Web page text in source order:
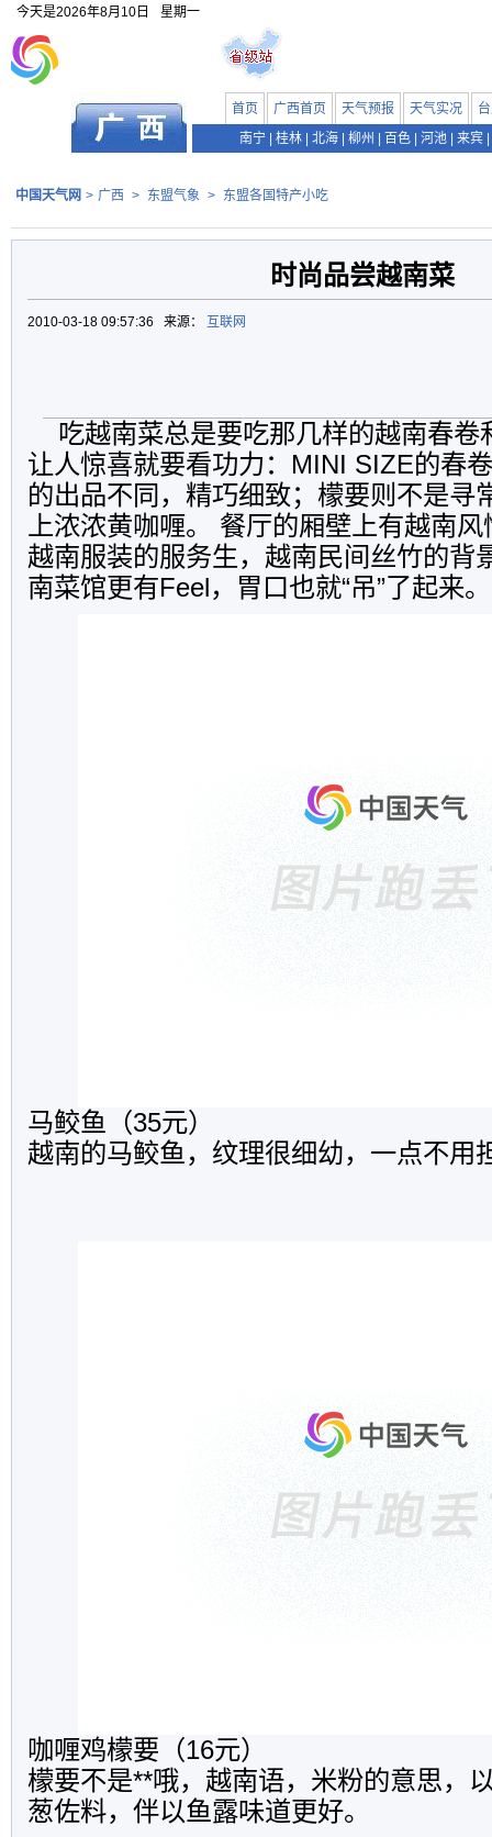
今天是2026年8月10日 星期一
首页 广西首页 天气预报 天气实况
南宁
桂林 北海 柳州 百色 河池 来宾
中国天气网 > 广西 > 东盟气象 > 东盟各国特产小吃
时尚品尝越南菜
2010-03-18 09:57:36 来源： 互联网
吃越南菜总是要吃那几样的越南春卷
让人惊喜就要看功力：MINI SIZE的春
的出品不同，精巧细致；檬要则不是寻
上浓浓黄咖喱。 餐厅的厢壁上有越南
越南服装的服务生，越南民间丝竹的背
南菜馆更有Feel，胃口也就“吊”了起来。
马鲛鱼（35元）
越南的马鲛鱼，纹理很细幼，一点不用
咖喱鸡檬要（16元）
檬要不是**哦，越南语，米粉的意思，
葱佐料，伴以鱼露味道更好。